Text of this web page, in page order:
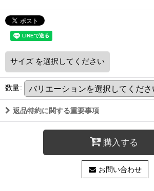
サイズ を選択してください
数量:
返品特約に関する重要事項
購入する
お問い合わせ